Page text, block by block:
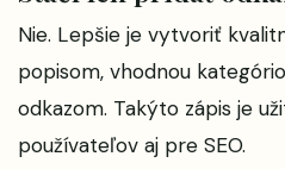
Nie. Lepšie je vytvoriť
popisom, vhodnou
odkazom. Takýto zápis je
používateľov aj pre SEO.